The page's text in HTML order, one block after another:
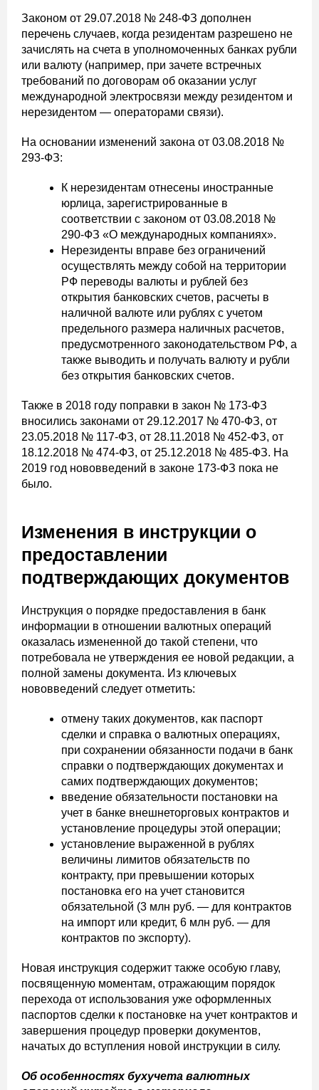
Законом от 29.07.2018 № 248-ФЗ дополнен
перечень случаев, когда резидентам разрешено не
зачислять на счета в уполномоченных банках рубли
или валюту (например, при зачете встречных
требований по договорам об оказании услуг
международной электросвязи между резидентом и
нерезидентом — операторами связи).
На основании изменений закона от 03.08.2018 №
293-ФЗ:
К нерезидентам отнесены иностранные
юрлица, зарегистрированные в
соответствии с законом от 03.08.2018 №
290-ФЗ «О международных компаниях».
Нерезиденты вправе без ограничений
осуществлять между собой на территории
РФ переводы валюты и рублей без
открытия банковских счетов, расчеты в
наличной валюте или рублях с учетом
предельного размера наличных расчетов,
предусмотренного законодательством РФ, а
также выводить и получать валюту и рубли
без открытия банковских счетов.
Также в 2018 году поправки в закон № 173-ФЗ
вносились законами от 29.12.2017 № 470-ФЗ, от
23.05.2018 № 117-ФЗ, от 28.11.2018 № 452-ФЗ, от
18.12.2018 № 474-ФЗ, от 25.12.2018 № 485-ФЗ. На
2019 год нововведений в законе 173-ФЗ пока не
было.
Изменения в инструкции о
предоставлении
подтверждающих документов
Инструкция о порядке предоставления в банк
информации в отношении валютных операций
оказалась измененной до такой степени, что
потребовала не утверждения ее новой редакции, а
полной замены документа. Из ключевых
нововведений следует отметить:
отмену таких документов, как паспорт
сделки и справка о валютных операциях,
при сохранении обязанности подачи в банк
справки о подтверждающих документах и
самих подтверждающих документов;
введение обязательности постановки на
учет в банке внешнеторговых контрактов и
установление процедуры этой операции;
установление выраженной в рублях
величины лимитов обязательств по
контракту, при превышении которых
постановка его на учет становится
обязательной (3 млн руб. — для контрактов
на импорт или кредит, 6 млн руб. — для
контрактов по экспорту).
Новая инструкция содержит также особую главу,
посвященную моментам, отражающим порядок
перехода от использования уже оформленных
паспортов сделки к постановке на учет контрактов и
завершения процедур проверки документов,
начатых до вступления новой инструкции в силу.
Об особенностях бухучета валютных